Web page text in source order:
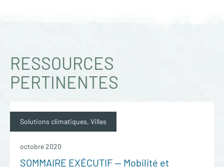
RESSOURCES
PERTINENTES
Solutions climatiques, Villes
octobre 2020
SOMMAIRE EXÉCUTIF — Mobilité et